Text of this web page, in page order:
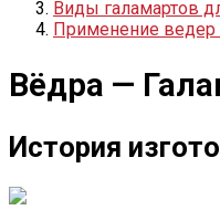
Виды галамартов
Применение
Вёдра —
История